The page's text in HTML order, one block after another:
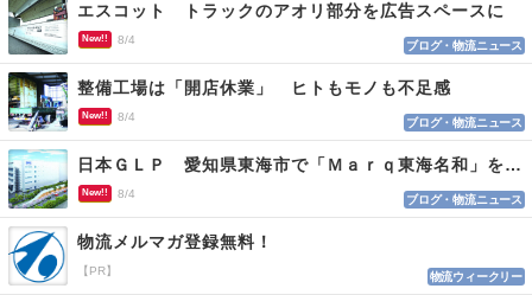
エスコット トラックのアオリ部分を広告スペースに
New!! 8/4 ブログ・物流ニュース
整備工場は「開店休業」 ヒトもモノも不足感
New!! 8/4 ブログ・物流ニュース
日本ＧＬＰ 愛知県東海市で「Ｍａｒｑ東海名和」を開発
New!! 8/4 ブログ・物流ニュース
物流メルマガ登録無料！
【PR】 物流ウィークリー